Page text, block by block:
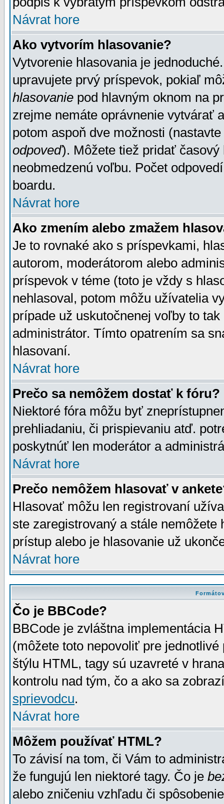
Návrat hore
Ako vytvorím hlasovanie?
Vytvorenie hlasovania je
upravujete prvý príspevok, pokiaľ
hlasovanie pod hlavným oknom na
zrejme nemáte oprávnenie vytvárať
potom aspoň dve možnosti
odpoveď). Môžete tiež pridať
neobmedzenú voľbu. Počet
boardu.
Návrat hore
Ako zmením alebo zmažem
Je to rovnaké ako s príspevkami,
autorom, moderátorom alebo
príspevok v téme (toto je vždy s
nehlasoval, potom môžu užívatelia
prípade už uskutočnenej voľby to
administrátor. Tímto opatrením sa
hlasovaní.
Návrat hore
Prečo sa nemôžem dostať k fóru?
Niektoré fóra môžu byť
prehliadaniu, či prispievaniu atď.
poskytnúť len moderátor a
Návrat hore
Prečo nemôžem hlasovať v
Hlasovať môžu len registrovaní
ste zaregistrovaný a stále
prístup alebo je hlasovanie už
Návrat hore
Čo je BBCode?
BBCode je zvláštna implementácia
(môžete toto nepovoliť pre
štýlu HTML, tagy sú uzavreté v
kontrolu nad tým, čo a ako sa
sprievodcu.
Návrat hore
Môžem používať HTML?
To závisí na tom, či Vám to
že fungujú len niektoré tagy. Čo je
alebo zničeniu vzhľadu či